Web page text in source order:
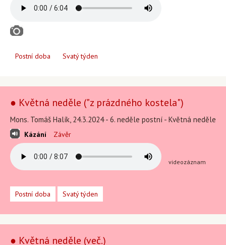
Postní doba Svatý týden
● Květná neděle ("z prázdného kostela")
Mons. Tomáš Halík, 24.3.2024 - 6. neděle postní - Květná neděle
Kázání Závěr
videozáznam
Postní doba Svatý týden
● Květná neděle (več.)